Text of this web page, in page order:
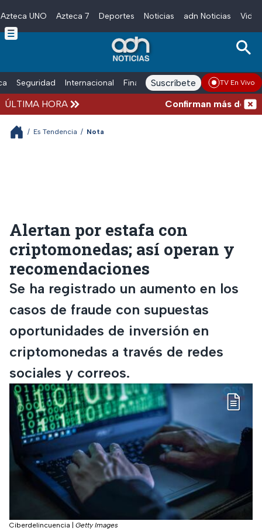
Skip to main content
Azteca UNO Azteca 7 Deportes Noticias adn Noticias
Seguridad Internacional Finanzas adn Noticias Radio
Suscríbete TV En Vivo
ÚLTIMA HORA Confirman más de 100
/ Es Tendencia / Nota
Alertan por estafa con
criptomonedas; así operan y
recomendaciones
Se ha registrado un aumento en los
casos de fraude con supuestas
oportunidades de inversión en
criptomonedas a través de redes
sociales y correos.
Ciberdelincuencia Getty Images